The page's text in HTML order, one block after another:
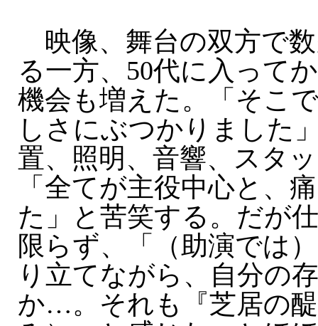
映像、舞台の双方で
る一方、50代に入って
機会も増えた。「そこ
しさにぶつかりました
置、照明、音響、スタ
「全てが主役中心と、
た」と苦笑する。だが
限らず、「（助演では
り立てながら、自分の
か…。それも『芝居の